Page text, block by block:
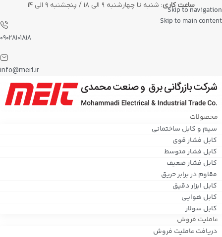
Skip to navigation
Skip to main content
ساعت کاری: شنبه تا چهارشنبه ۹ الی ۱۸ / پنجشنبه ۹ الی ۱۴
۰۹۰۲۸۱۰۱۸۱۸
info@meit.ir
محصولات
سیم و کابل ساختمانی
کابل فشار قوی
کابل فشار متوسط
کابل فشار ضعیف
مقاوم در برابر حریق
کابل ابزار دقیق
کابل هوایی
کابل سولار
عاملیت فروش
دریافت عاملیت فروش